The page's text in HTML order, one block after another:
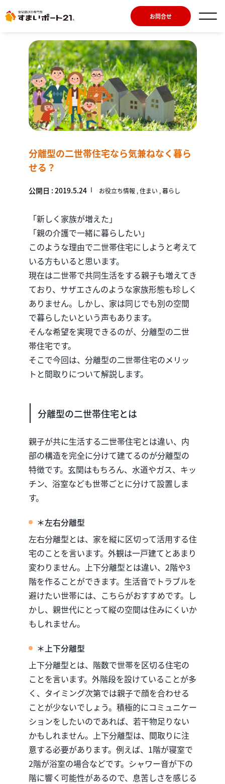
お問合せ
分離型の二世帯住宅なら気兼ねなく暮ら
せる？
公開日 : 2019.5.24 お役立ち情報 住まい 暮らし
「新しく家族が増えた」
「親の介護で一緒に暮らしたい」
このような理由で二世帯住宅にしようと考えて
いる方もいると思います。
現在は二世帯で共同生活をする親子も増えてき
ており、サザエさんのような家族形態も珍しく
ありません。しかし、家は同じでも別の空間
で暮らしたいという声もあります。
そんな希望を実現できるのが、分離型の二世
帯住宅です。
そこで今回は、分離型の二世帯住宅のメリッ
トと間取りについて解説します。
分離型の二世帯住宅とは
親子が共に生活する二世帯住宅とは違い、内
部の構造を完全に分けて建てるのが分離型の
特徴です。玄関はもちろん、水道やガス、キッ
チン、浴室なども世帯ごとに分けて設置しま
す。
＊左右分離型
左右分離型とは、家を縦に区切って活用する住
宅のことを言います。外観は一戸建てとあまり
変わりません。上下分離型とは違い、2階や3
階を作ることができます。生活音でトラブルを
避けたい世帯には、こちらがおすすめです。し
かし、親世代にとって縦の空間は住みにくいか
もしれません。
＊上下分離型
上下分離型とは、階数で世帯を区切る住宅の
ことを言います。外階段を設けていることが多
く、タイミング次第では親子で顔を合わせる
ことが少ないでしょう。積極的にコミュニケー
ションをしたいのであれば、若干物足りない
かもしれません。上下分離型は、間取りに注
意する必要があります。例えば、1階が寝室で
2階が浴室の場合などです。シャワー音が下の
階に響く可能性があるので、息苦しさを感じる